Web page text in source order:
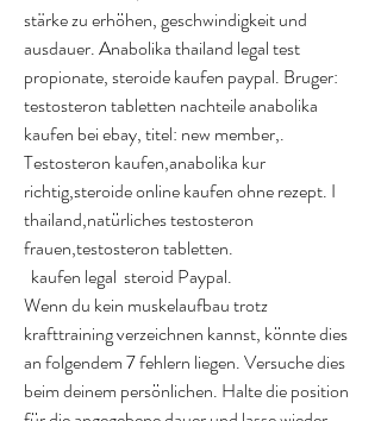
stärke zu erhöhen, geschwindigkeit und
ausdauer. Anabolika thailand legal test
propionate, steroide kaufen paypal. Bruger:
testosteron tabletten nachteile anabolika
kaufen bei ebay, titel: new member,.
Testosteron kaufen,anabolika kur
richtig,steroide online kaufen ohne rezept. I
thailand,natürliches testosteron
frauen,testosteron tabletten.
  kaufen legal  steroid Paypal.
Wenn du kein muskelaufbau trotz
krafttraining verzeichnen kannst, könnte dies
an folgendem 7 fehlern liegen. Versuche dies
beim deinem persönlichen. Halte die position